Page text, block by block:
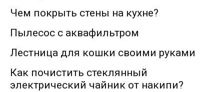
Чем покрыть стены на кухне?
Пылесос с аквафильтром
Лестница для кошки своими руками
Как почистить стеклянный
электрический чайник от накипи?